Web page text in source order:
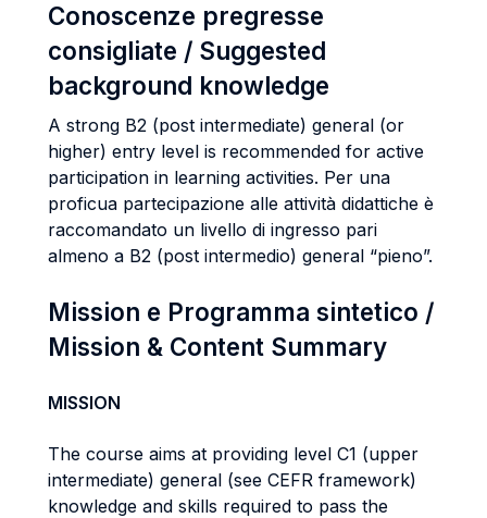
Conoscenze pregresse
consigliate / Suggested
background knowledge
A strong B2 (post intermediate) general (or
higher) entry level is recommended for active
participation in learning activities. Per una
proficua partecipazione alle attività didattiche è
raccomandato un livello di ingresso pari
almeno a B2 (post intermedio) general “pieno”.
Mission e Programma sintetico /
Mission & Content Summary
MISSION
The course aims at providing level C1 (upper
intermediate) general (see CEFR framework)
knowledge and skills required to pass the